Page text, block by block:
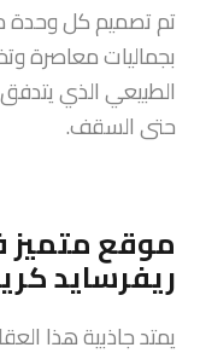
تم تصميم كل وحدة
بجماليات معاصرة
الطبيعي الذي
حتى السقف.
ريفرسايد
يمتد جاذبية هذا